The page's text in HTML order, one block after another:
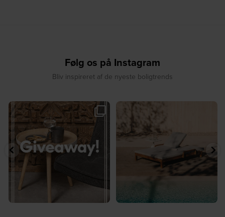
Følg os på Instagram
Bliv inspireret af de nyeste boligtrends
☀️ Sommerens favorit til terrassen ☀️⁠
...
0
☀️ Sommerens naturlige
8